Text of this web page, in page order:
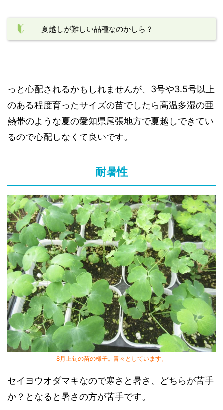
夏越しが難しい品種なのかしら？
っと心配されるかもしれませんが、3号や3.5号以上
のある程度育ったサイズの苗でしたら高温多湿の亜
熱帯のような夏の愛知県尾張地方で夏越しできてい
るので心配しなくて良いです。
耐暑性
8月上旬の苗の様子。青々としています。
セイヨウオダマキなので寒さと暑さ、どちらが苦手
か？となると暑さの方が苦手です。